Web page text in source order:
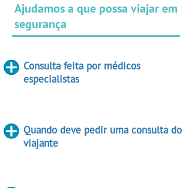
Ajudamos a que possa viajar em
segurança
Consulta feita por médicos
especialistas
Quando deve pedir uma consulta do
viajante